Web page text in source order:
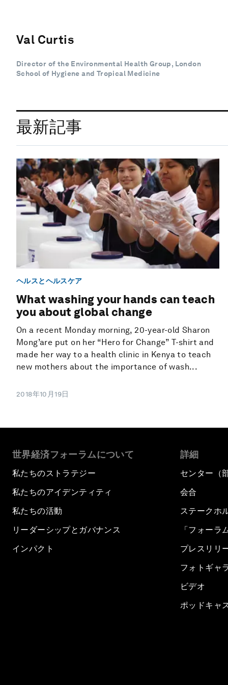
Val Curtis
Director of the Environmental Health Group, London
School of Hygiene and Tropical Medicine
最新記事
ヘルスとヘルスケア
What washing your hands can teach
you about global change
On a recent Monday morning, 20-year-old Sharon
Mong’are put on her “Hero for Change” T-shirt and
made her way to a health clinic in Kenya to teach
new mothers about the importance of wash...
2018年10月19日
世界経済フォーラムについて
私たちのストラテジー
私たちのアイデンティティ
私たちの活動
リーダーシップとガバナンス
インパクト
詳細
センター（
会合
ステークホ
「フォーラ
プレスリリ
フォトギャ
ビデオ
ポッドキャ